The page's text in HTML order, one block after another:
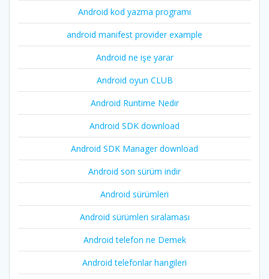
Android kod yazma programı
android manifest provider example
Android ne işe yarar
Android oyun CLUB
Android Runtime Nedir
Android SDK download
Android SDK Manager download
Android son sürüm indir
Android sürümleri
Android sürümleri sıralaması
Android telefon ne Demek
Android telefonlar hangileri